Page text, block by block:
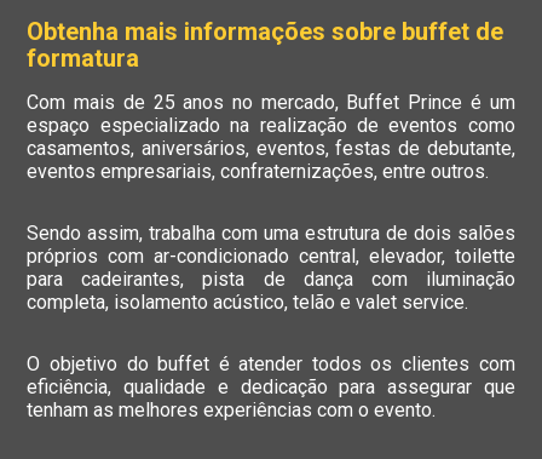
Obtenha mais informações sobre buffet de
formatura
Com mais de 25 anos no mercado, Buffet Prince é um
espaço especializado na realização de eventos como
casamentos, aniversários, eventos, festas de debutante,
eventos empresariais, confraternizações, entre outros.
Sendo assim, trabalha com uma estrutura de dois salões
próprios com ar-condicionado central, elevador, toilette
para cadeirantes, pista de dança com iluminação
completa, isolamento acústico, telão e valet service.
O objetivo do buffet é atender todos os clientes com
eficiência, qualidade e dedicação para assegurar que
tenham as melhores experiências com o evento.